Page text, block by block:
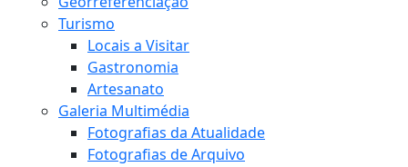
Turismo
Locais a Visitar
Gastronomia
Artesanato
Galeria Multimédia
Fotografias da Atualidade
Fotografias de Arquivo